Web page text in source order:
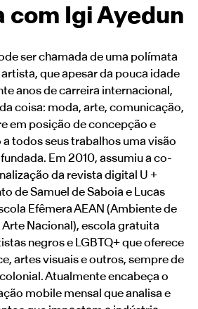
com Igi Ayedun
ser chamada de uma polímata
que apesar da pouca idade
anos de carreira internacional,
coisa: moda, arte, comunicação,
em posição de concepção e
todos seus trabalhos uma visão
Em 2010, assumiu a co-
da revista digital U +
de Samuel de Saboia e Lucas
Efêmera AEAN (Ambiente de
Nacional), escola gratuita
negros e LGBTQ+ que oferece
artes visuais e outros, sempre de
Atualmente encabeça o
mobile mensal que analisa e